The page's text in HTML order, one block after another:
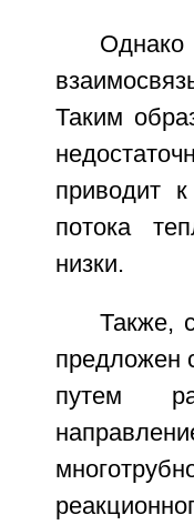
Таким
приводит
потока
низки.
Также,
предложен
путем